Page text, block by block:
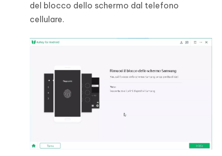
del blocco dello schermo dal telefono
cellulare.